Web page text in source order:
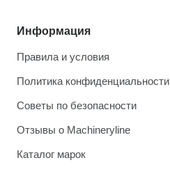
Информация
Правила и условия
Политика конфиденциальности
Советы по безопасности
Отзывы о Machineryline
Каталог марок